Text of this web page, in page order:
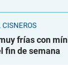
frías con
fin de semana